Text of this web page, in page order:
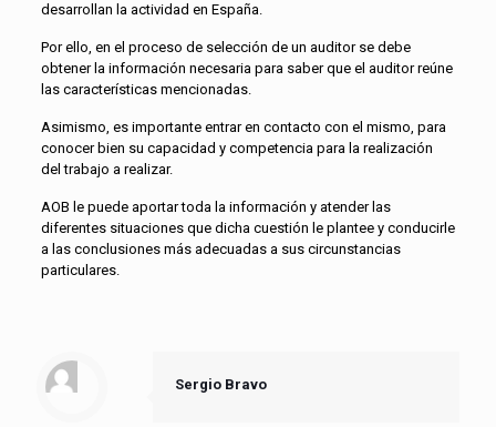
desarrollan la actividad en España.
Por ello, en el proceso de selección de un auditor se debe
obtener la información necesaria para saber que el auditor reúne
las características mencionadas.
Asimismo, es importante entrar en contacto con el mismo, para
conocer bien su capacidad y competencia para la realización
del trabajo a realizar.
AOB le puede aportar toda la información y atender las
diferentes situaciones que dicha cuestión le plantee y conducirle
a las conclusiones más adecuadas a sus circunstancias
particulares.
Sergio Bravo